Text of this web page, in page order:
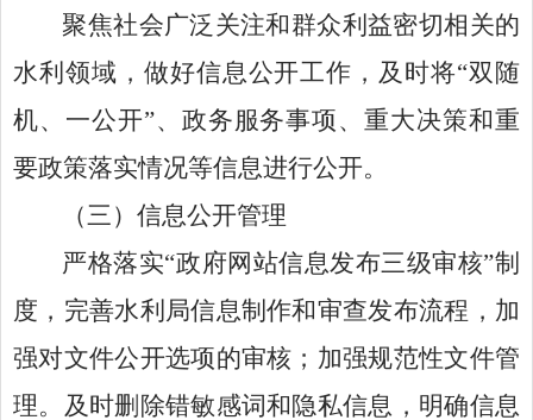
聚焦社会广泛关注和群众利益密切相关的
水利领域，做好信息公开工作，及时将“双随
机、一公开”、政务服务事项、重大决策和重
要政策落实情况等信息进行公开。
（三 ）信息公开管理
严格落实“政府网站信息发布三级审核”制
度，完善水利局信息制作和审查发布流程，加
强对文件公开选项的审核；加强规范性文件管
理。及时删除错敏感词和隐私信息，明确信息